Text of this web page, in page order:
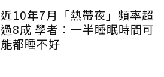
近10年7月「熱帶夜」頻率超
過8成 學者：一半睡眠時間可
能都睡不好